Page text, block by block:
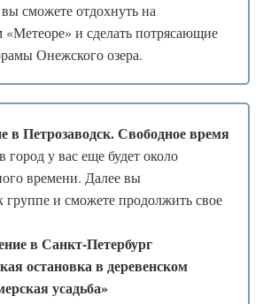
сможете отдохнуть на
«Метеоре» и сделать потрясающие
Онежского озера.
в Петрозаводск. Свободное время
у вас еще будет около
времени. Далее вы
группе и сможете продолжить свое
в Санкт-Петербург
остановка в деревенском
усадьба»